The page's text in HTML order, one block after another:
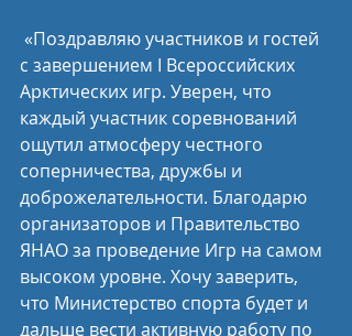
с завершением I Всероссийских
Арктических игр. Уверен, что
каждый участник соревнований
ощутил атмосферу честного
соперничества, дружбы и
доброжелательности. Благодарю
организаторов и Правительство
ЯНАО за проведение Игр на самом
высоком уровне. Хочу заверить,
что Министерство спорта будет и
дальше вести активную работу по